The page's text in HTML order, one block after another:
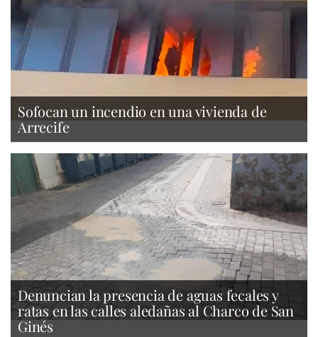
Sofocan un incendio en una vivienda de
Arrecife
Denuncian la presencia de aguas fecales y
ratas en las calles aledañas al Charco de San
Ginés